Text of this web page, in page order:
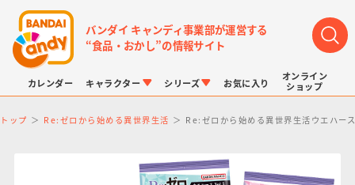
バンダイ キャンディ事業部が運営する
“食品・おかし”の情報サイト
カレンダー キャラクター シリーズ お気に入り
オンライン
ショップ
トップ Re:ゼロから始める異世界生活 Re:ゼロから始める異世界生活ウエハー